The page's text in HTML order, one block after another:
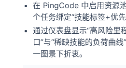
在 PingCode 中启用资源
个任务绑定“技能标签+优先
通过仪表盘显示“高风险里
口”与“稀缺技能的负荷曲
一图景下折衷。